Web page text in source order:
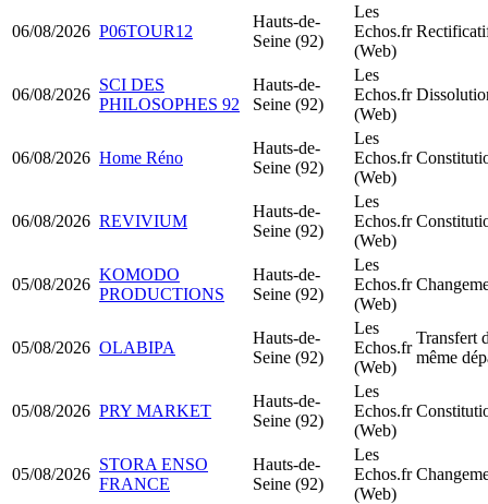
06/08/2026 P06TOUR12
Hauts-de-
Seine (92)
Les
Echos.fr
(Web)
06/08/2026
SCI DES
PHILOSOPHES 92
Hauts-de-
Seine (92)
Les
Echos.fr
(Web)
06/08/2026 Home Réno
Hauts-de-
Seine (92)
Les
Echos.fr
(Web)
06/08/2026 REVIVIUM
Hauts-de-
Seine (92)
Les
Echos.fr
(Web)
05/08/2026
KOMODO
PRODUCTIONS
Hauts-de-
Seine (92)
Les
Echos.fr
(Web)
05/08/2026 OLABIPA
Hauts-de-
Seine (92)
Les
Echos.fr
(Web)
Transfert
même
05/08/2026 PRY MARKET
Hauts-de-
Seine (92)
Les
Echos.fr
(Web)
05/08/2026
STORA ENSO
FRANCE
Hauts-de-
Seine (92)
Les
Echos.fr
(Web)